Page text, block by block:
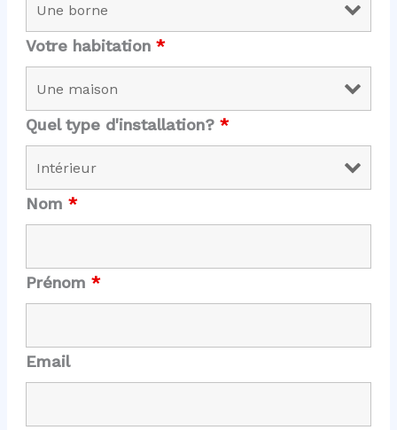
Votre habitation *
Quel type d'installation? *
Nom *
Prénom *
Email